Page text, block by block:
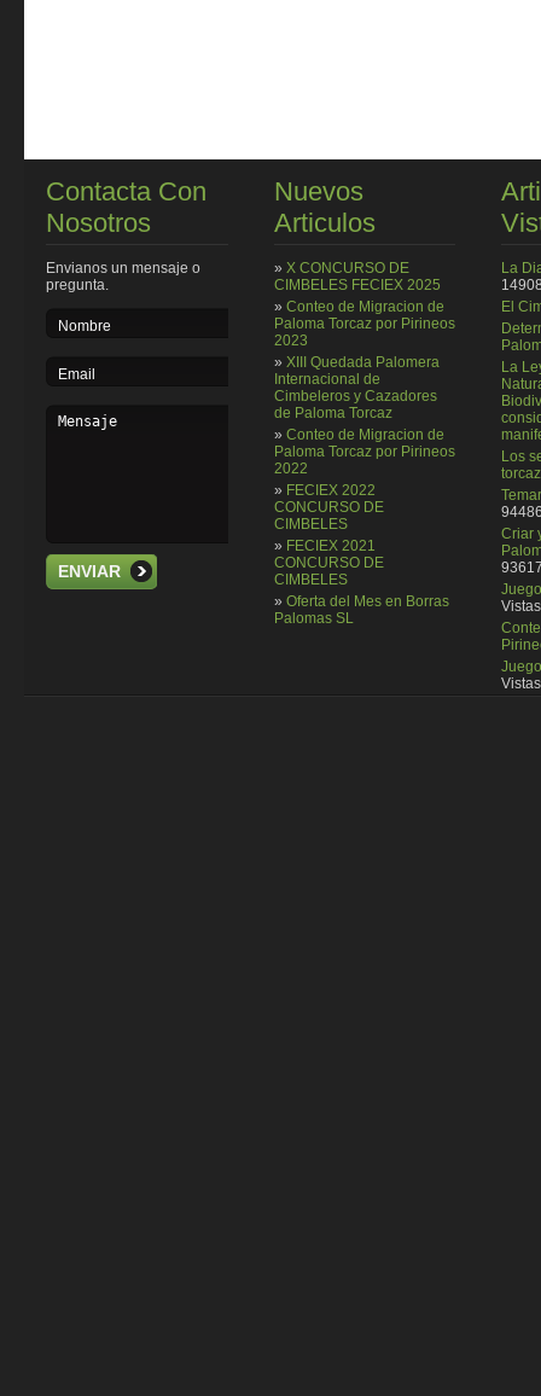
Contacta Con
Nosotros
Envianos un mensaje o
pregunta.
ENVIAR
Nuevos
Articulos
» X CONCURSO DE
CIMBELES FECIEX 2025
» Conteo de Migracion de
Paloma Torcaz por Pirineos
2023
» XIII Quedada Palomera
Internacional de
Cimbeleros y Cazadores
de Paloma Torcaz
» Conteo de Migracion de
Paloma Torcaz por Pirineos
2022
» FECIEX 2022
CONCURSO DE
CIMBELES
» FECIEX 2021
CONCURSO DE
CIMBELES
» Oferta del Mes en Borras
Palomas SL
La
El
La
Los
torcaz
Criar
Vistas
Vistas